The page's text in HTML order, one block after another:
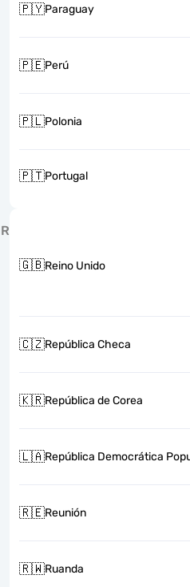
🇵🇾Paraguay
🇵🇪Perú
🇵🇱Polonia
🇵🇹Portugal
R
🇬🇧Reino Unido
🇨🇿República Checa
🇰🇷República de Corea
🇱🇦República Democrática
🇷🇪Reunión
🇷🇼Ruanda